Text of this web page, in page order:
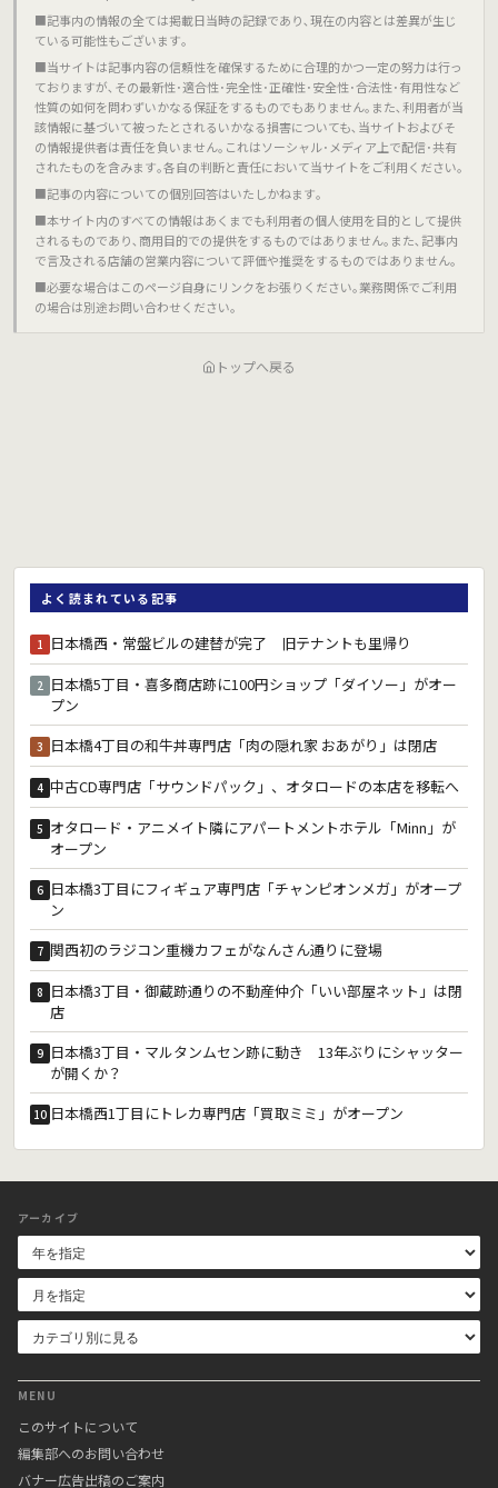
■記事内の情報の全ては掲載日当時の記録であり､現在の内容とは差異が生じ
ている可能性もございます｡
■当サイトは記事内容の信頼性を確保するために合理的かつ一定の努力は行っ
ておりますが､その最新性･適合性･完全性･正確性･安全性･合法性･有用性など
性質の如何を問わずいかなる保証をするものでもありません｡また､利用者が当
該情報に基づいて被ったとされるいかなる損害についても､当サイトおよびそ
の情報提供者は責任を負いません｡これはソーシャル･メディア上で配信･共有
されたものを含みます｡各自の判断と責任において当サイトをご利用ください｡
■記事の内容についての個別回答はいたしかねます｡
■本サイト内のすべての情報はあくまでも利用者の個人使用を目的として提供
されるものであり､商用目的での提供をするものではありません｡また､記事内
で言及される店舗の営業内容について評価や推奨をするものではありません｡
■必要な場合はこのページ自身にリンクをお張りください｡業務関係でご利用
の場合は別途お問い合わせください｡
トップへ戻る
よく読まれている記事
1 日本橋西・常盤ビルの建替が完了 旧テナントも里帰り
2 日本橋5丁目・喜多商店跡に100円ショップ「ダイソー」がオー
プン
3 日本橋4丁目の和牛丼専門店「肉の隠れ家 おあがり」は閉店
4 中古CD専門店「サウンドパック」、オタロードの本店を移転へ
5 オタロード・アニメイト隣にアパートメントホテル「Minn」が
オープン
6 日本橋3丁目にフィギュア専門店「チャンピオンメガ」がオープ
ン
7 関西初のラジコン重機カフェがなんさん通りに登場
8 日本橋3丁目・御蔵跡通りの不動産仲介「いい部屋ネット」は閉
店
9 日本橋3丁目・マルタンムセン跡に動き 13年ぶりにシャッター
が開くか？
10 日本橋西1丁目にトレカ専門店「買取ミミ」がオープン
アーカイブ
MENU
このサイトについて
編集部へのお問い合わせ
バナー広告出稿のご案内